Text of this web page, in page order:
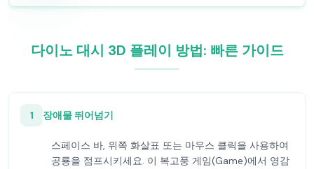
다이노 대시 3D 플레이 방법: 빠른 가이드
1 장애물 뛰어넘기
스페이스 바, 위쪽 화살표 또는 마우스 클릭을 사용하여
공룡을 점프시키세요. 이 복고풍 게임(Game)에서 영감